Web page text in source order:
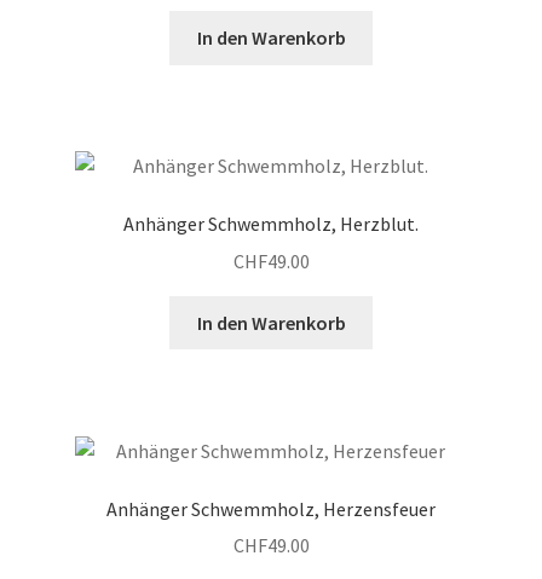
In den Warenkorb
Anhänger Schwemmholz, Herzblut.
CHF49.00
In den Warenkorb
Anhänger Schwemmholz, Herzensfeuer
CHF49.00